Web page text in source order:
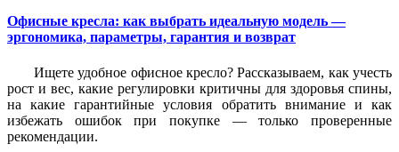
Офисные кресла: как выбрать идеальную модель —
эргономика, параметры, гарантия и возврат
Ищете удобное офисное кресло? Рассказываем, как учесть
рост и вес, какие регулировки критичны для здоровья спины,
на какие гарантийные условия обратить внимание и как
избежать ошибок при покупке — только проверенные
рекомендации.